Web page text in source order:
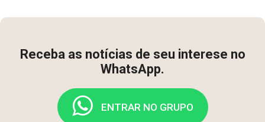
Receba as notícias de seu interese no
WhatsApp.
ENTRAR NO GRUPO